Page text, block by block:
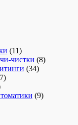
(11)
чистки (8)
(34)
(9)